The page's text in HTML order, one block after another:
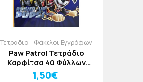
Τετράδια - Φάκελοι Εγγράφων
Paw Patrol Τετράδιο
Καρφίτσα 40 Φύλλων
25x17cm
1,50€